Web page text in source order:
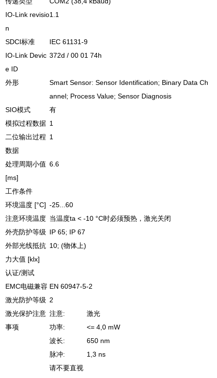
IO-Link revisio
n
1.1
SDCI标准
IEC 61131-9
IO-Link Devic
e ID
372d / 00 01 74h
外形
Smart Sensor: Sensor Identification; Binary Data Ch
annel; Process Value; Sensor Diagnosis
SIO模式
有
模拟过程数据 1
二位输出过程
数据
1
处理周期小值
[ms]
6.6
工作条件
环境温度 [°C] -25...60
注意环境温度 当温度ta < -10 °C时必须预热，激光关闭
外壳防护等级 IP 65; IP 67
外部光线抵抗
力大值 [klx]
10; (物体上)
认证/测试
EMC电磁兼容 EN 60947-5-2
激光防护等级 2
激光保护注意
事项
注意:
激光
功率:
<= 4,0 mW
波长:
650 nm
脉冲:
1,3 ns
请不要直视